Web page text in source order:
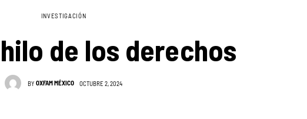
INVESTIGACIÓN
de los derechos
BY OXFAM MÉXICO OCTUBRE 2, 2024